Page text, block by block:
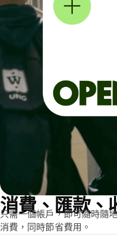
消費、匯款、
只需一個帳戶，即可隨時隨
消費，同時節省費用。